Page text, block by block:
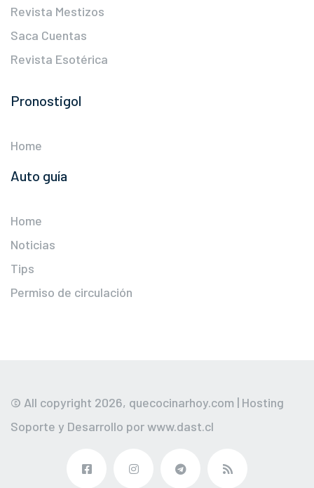
Revista Mestizos
Saca Cuentas
Revista Esotérica
Pronostigol
Home
Auto guía
Home
Noticias
Tips
Permiso de circulación
© All copyright 2026, quecocinarhoy.com | Hosting
Soporte y Desarrollo porwww.dast.cl